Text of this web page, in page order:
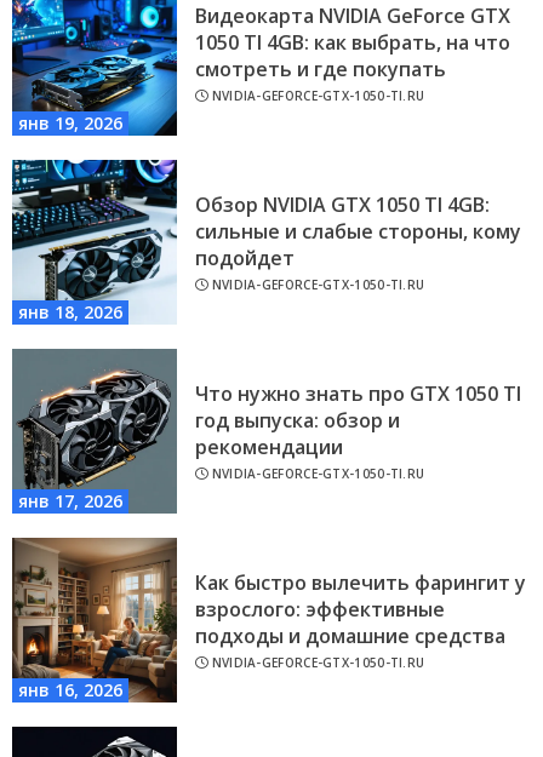
янв 19, 2026
Видеокарта NVIDIA GeForce GTX
1050 TI 4GB: как выбрать, на что
смотреть и где покупать
NVIDIA-GEFORCE-GTX-1050-TI.RU
янв 18, 2026
Обзор NVIDIA GTX 1050 TI 4GB:
сильные и слабые стороны, кому
подойдет
NVIDIA-GEFORCE-GTX-1050-TI.RU
янв 17, 2026
Что нужно знать про GTX 1050 TI
год выпуска: обзор и
рекомендации
NVIDIA-GEFORCE-GTX-1050-TI.RU
янв 16, 2026
Как быстро вылечить фарингит у
взрослого: эффективные
подходы и домашние средства
NVIDIA-GEFORCE-GTX-1050-TI.RU